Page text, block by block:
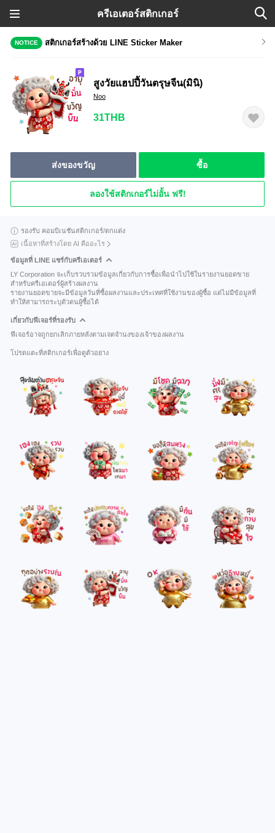
ครีเอเตอร์สติกเกอร์
NOTICE สติกเกอร์สร้างด้วย LINE Sticker Maker
สูงวัยแฮปปี้วันตรุษจีน(มินิ)
Noo
31THB
ส่งของขวัญ ซื้อ
ลองใช้สติกเกอร์ไม่อั้น ฟรี!
รองรับ คอมบิเนชันสติกเกอร์/ตกแต่ง
เนื้อหาที่สร้างโดย AI คืออะไร
ข้อมูลที่ LINE แชร์กับครีเอเตอร์
LY Corporation จะเก็บรวบรวมข้อมูลเกี่ยวกับการซื้อเพื่อนำไปใช้ในรายงานยอดขาย
สำหรับครีเอเตอร์ผู้สร้างผลงาน
รายงานยอดขายจะมีข้อมูลวันที่ซื้อผลงานและประเทศที่ใช้งานของผู้ซื้อ แต่ไม่มีข้อมูลที่
ทำให้สามารถระบุตัวตนผู้ซื้อได้
เกี่ยวกับฟีเจอร์ที่รองรับ
ฟีเจอร์อาจถูกยกเลิกภายหลังตามเจตจำนงของเจ้าของผลงาน
โปรดแตะที่สติกเกอร์เพื่อดูตัวอย่าง